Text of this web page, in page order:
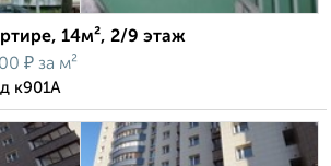
14м², 2/9 этаж
₽ за м²
к901А